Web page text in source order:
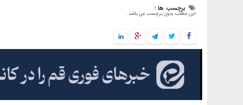
برچسب ها :
این مطلب بدون برچسب می باشد.